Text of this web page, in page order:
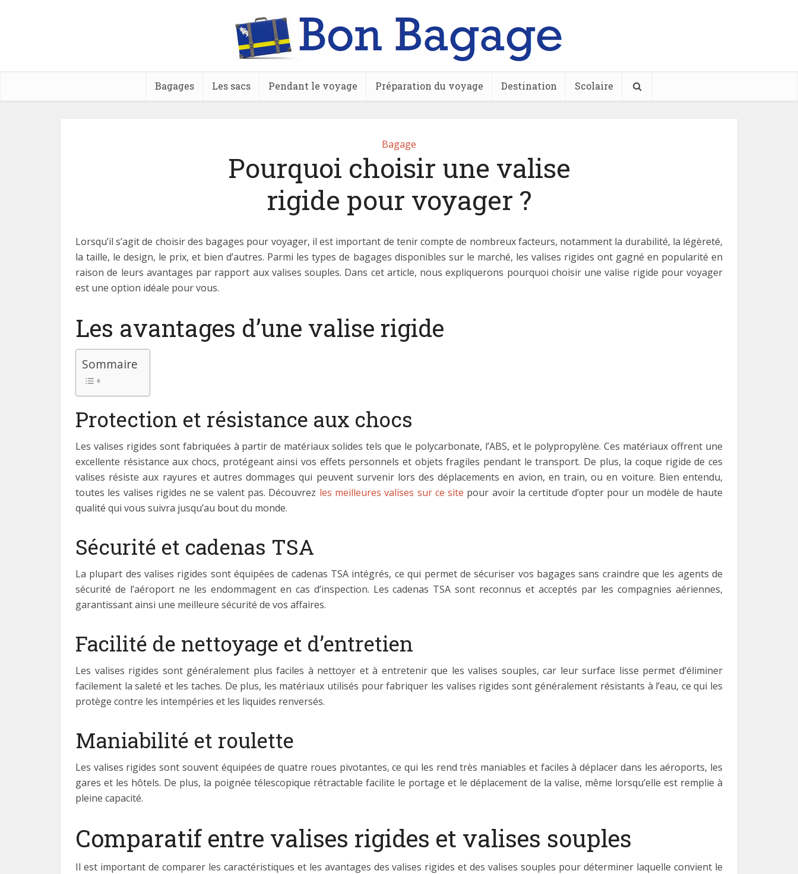
Bagages Les sacs Pendant le voyage Préparation du voyage Destination Scolaire
Bagage
Pourquoi choisir une valise
rigide pour voyager ?
Lorsqu’il s’agit de choisir des bagages pour voyager, il est important de tenir compte de nombreux facteurs, notamment la durabilité, la légèreté,
la taille, le design, le prix, et bien d’autres. Parmi les types de bagages disponibles sur le marché, les valises rigides ont gagné en popularité en
raison de leurs avantages par rapport aux valises souples. Dans cet article, nous expliquerons pourquoi choisir une valise rigide pour voyager
est une option idéale pour vous.
Les avantages d’une valise rigide
Sommaire
Protection et résistance aux chocs
Les valises rigides sont fabriquées à partir de matériaux solides tels que le polycarbonate, l’ABS, et le polypropylène. Ces matériaux offrent une
excellente résistance aux chocs, protégeant ainsi vos effets personnels et objets fragiles pendant le transport. De plus, la coque rigide de ces
valises résiste aux rayures et autres dommages qui peuvent survenir lors des déplacements en avion, en train, ou en voiture. Bien entendu,
toutes les valises rigides ne se valent pas. Découvrez les meilleures valises sur ce site pour avoir la certitude d’opter pour un modèle de haute
qualité qui vous suivra jusqu’au bout du monde.
Sécurité et cadenas TSA
La plupart des valises rigides sont équipées de cadenas TSA intégrés, ce qui permet de sécuriser vos bagages sans craindre que les agents de
sécurité de l’aéroport ne les endommagent en cas d’inspection. Les cadenas TSA sont reconnus et acceptés par les compagnies aériennes,
garantissant ainsi une meilleure sécurité de vos affaires.
Facilité de nettoyage et d’entretien
Les valises rigides sont généralement plus faciles à nettoyer et à entretenir que les valises souples, car leur surface lisse permet d’éliminer
facilement la saleté et les taches. De plus, les matériaux utilisés pour fabriquer les valises rigides sont généralement résistants à l’eau, ce qui les
protège contre les intempéries et les liquides renversés.
Maniabilité et roulette
Les valises rigides sont souvent équipées de quatre roues pivotantes, ce qui les rend très maniables et faciles à déplacer dans les aéroports, les
gares et les hôtels. De plus, la poignée télescopique rétractable facilite le portage et le déplacement de la valise, même lorsqu’elle est remplie à
pleine capacité.
Comparatif entre valises rigides et valises souples
Il est important de comparer les caractéristiques et les avantages des valises rigides et des valises souples pour déterminer laquelle convient le